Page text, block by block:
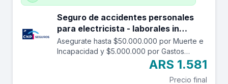
Seguro de accidentes personales
para electricista - laborales in
itinere hasta 50.000.000.
Asegurate hasta $50.000.000 por Muerte e
Incapacidad y $5.000.000 por Gastos
Médicos contra accidentes mientras estás
trabajando y en el trayecto in itinere. Las
edades aceptadas son desde los 14 a los
ARS 1.581
Precio final